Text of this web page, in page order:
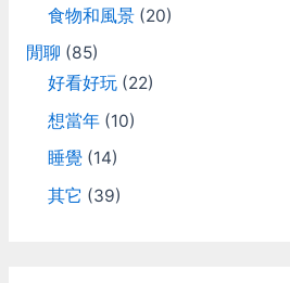
食物和風景(20)
閒聊 (85)
好看好玩(22)
想當年(10)
睡覺(14)
其它 (39)